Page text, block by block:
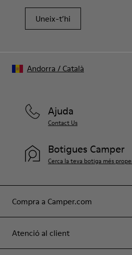
Uneix-t’hi
Compra a Camper.com
Atenció al client
Ajuda
Contact Us
Botigues Camper
Cerca la teva botiga més
Andorra / Català